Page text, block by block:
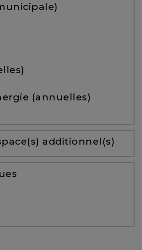
(annuelles)
additionnel(s)